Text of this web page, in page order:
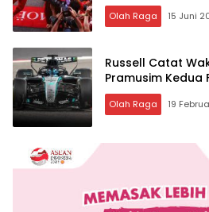
Olah Raga 15 Juni
Russell Catat
Pramusim Kedua
Olah Raga 19